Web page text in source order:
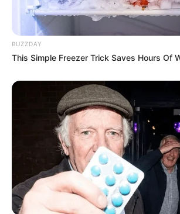
Aisne Nouvelle : 8 – 13 – 14 – 5 – 11 – 1 –
Bilto : 8 – 5 – 13 – 11 – 14 – 1 – 3 – 7
Centre Presse Poitiers : 11 – 8 – 4 – 3 – 13
Charente Libre : 8 – 13 – 14 – 11 – 1 – 4 – 3
Europe 1 : 8 – 11 – 13 – 5 – 7 – 4 – 14 – 6
L’Eveil : 8 – 1 – 11 – 4 – 3 – 7 – 14 – 13
L’indépendant : 8 – 1 – 11 – 13 – 14 – 3 – 4
L’Yonne Républicaine : 8 – 13 – 14 – 5 – 11
La Marseillaise : 11 – 8 – 14 – 13 – 1 – 3 –
La Montagne : 8 – 13 – 5 – 11 – 1 – 3 – 6 – 4
La Provence : 11 – 8 – 13 – 3 – 1 – 7 – 14 – 4
La République du Centre : 8 – 11 – 3 – 6 –
La Voix du Nord : 8 – 13 – 14 – 11 – 1 – 4 – 3
Le Courrier Picard : 11 – 14 – 3 – 5 – 8 – 4
BUZZDAY
This Simple Freezer Trick Saves Hours Of